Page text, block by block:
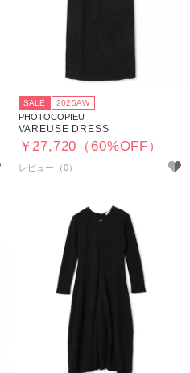
SALE 2025AW
PHOTOCOPIEU
VAREUSE DRESS
￥27,720（60%OFF）